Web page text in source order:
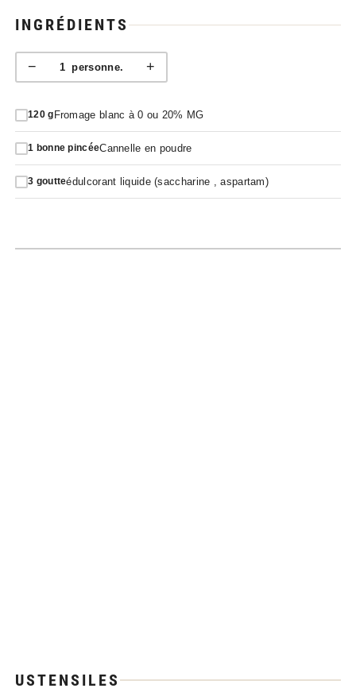
INGRÉDIENTS
− 1personne. +
120 g Fromage blanc à 0 ou 20% MG
1 bonne pincéeCannelle en poudre
3 goutteédulcorant liquide (saccharine , aspartam)
USTENSILES